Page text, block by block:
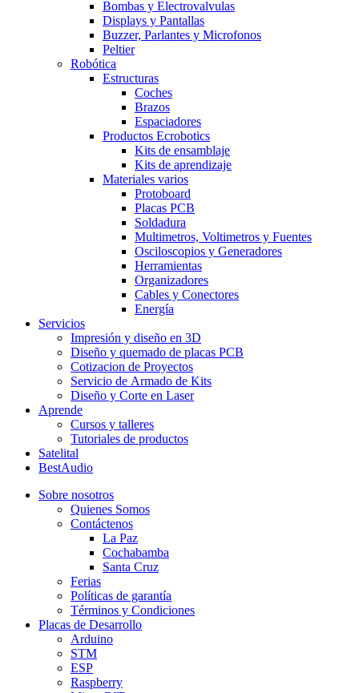
Bombas y Electrovalvulas
Displays y Pantallas
Buzzer, Parlantes y Microfonos
Peltier
Robótica
Estructuras
Coches
Brazos
Espaciadores
Productos Ecrobotics
Kits de ensamblaje
Kits de aprendizaje
Materiales varios
Protoboard
Placas PCB
Soldadura
Multimetros, Voltimetros y Fuentes
Osciloscopios y Generadores
Herramientas
Organizadores
Cables y Conectores
Energía
Servicios
Impresión y diseño en 3D
Diseño y quemado de placas PCB
Cotizacion de Proyectos
Servicio de Armado de Kits
Diseño y Corte en Laser
Aprende
Cursos y talleres
Tutoriales de productos
Satelital
BestAudio
Sobre nosotros
Quienes Somos
Contáctenos
La Paz
Cochabamba
Santa Cruz
Ferias
Políticas de garantía
Términos y Condiciones
Placas de Desarrollo
Arduino
STM
ESP
Raspberry